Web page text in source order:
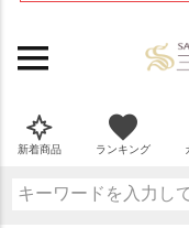
新着商品 ランキング